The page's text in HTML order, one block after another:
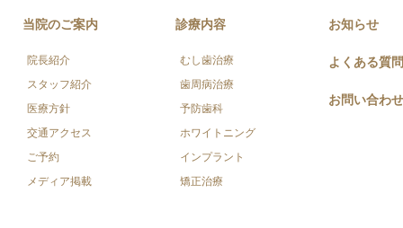
当院のご案内
院長紹介
スタッフ紹介
医療方針
交通アクセス
ご予約
メディア掲載
診療内容
むし歯治療
歯周病治療
予防歯科
ホワイトニング
インプラント
矯正治療
お知らせ
よくある質問
お問い合わせ